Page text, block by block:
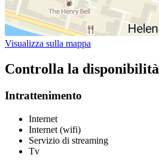
Visualizza sulla mappa
Controlla la disponibilità
Intrattenimento
Internet
Internet (wifi)
Servizio di streaming
Tv